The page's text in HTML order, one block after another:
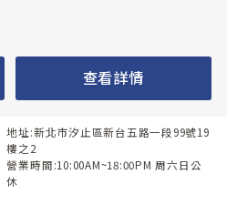
查看詳情
地址:新北市汐止區新台五路一段99號19
樓之2
營業時間:10:00AM~18:00PM 周六日公
休